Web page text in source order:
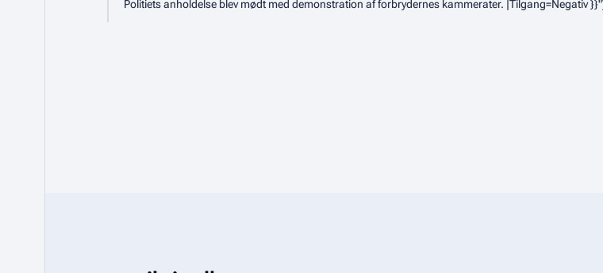
2
Politiets anholdelse blev mødt med demonstration af forbrydernes kammerater. |Tilgang=Negativ }}"